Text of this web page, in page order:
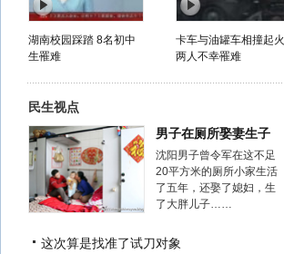
湖南校园踩踏 8名初中
生罹难
卡车与油罐车相撞起火
两人不幸罹难
民生视点
男子在厕所娶妻生子
沈阳男子曾令军在这不足
20平方米的厕所小家生活
了五年，还娶了媳妇，生
了大胖儿子……
这次算是找准了试刀对象